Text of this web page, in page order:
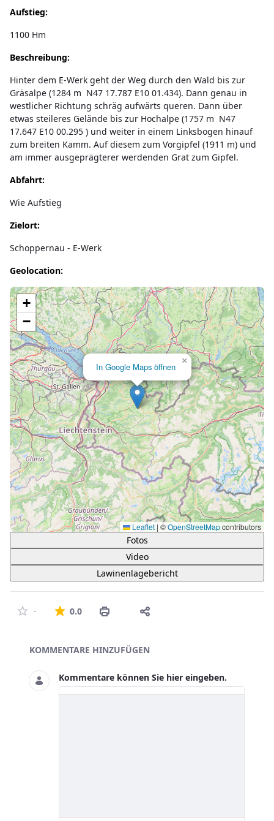
Aufstieg:
1100 Hm
Beschreibung:
Hinter dem E-Werk geht der Weg durch den Wald bis zur
Gräsalpe (1284 m N47 17.787 E10 01.434). Dann genau in
westlicher Richtung schräg aufwärts queren. Dann über
etwas steileres Gelände bis zur Hochalpe (1757 m N47
17.647 E10 00.295 ) und weiter in einem Linksbogen hinauf
zum breiten Kamm. Auf diesem zum Vorgipfel (1911 m) und
am immer ausgeprägterer werdenden Grat zum Gipfel.
Abfahrt:
Wie Aufstieg
Zielort:
Schoppernau - E-Werk
Geolocation:
Lade Karte...
In Google Maps öffnen
×
+
−
Leaflet | ©OpenStreetMapcontributors
Fotos
Video
Lawinenlagebericht
- 0.0Die durchschnittliche Bewertung ist 0 von 5
Asset-Herausgeber
KOMMENTARE HINZUFÜGEN
Kommentare können Sie hier eingeben.